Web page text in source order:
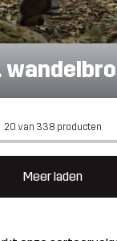
20 van 338 producten
Meer laden